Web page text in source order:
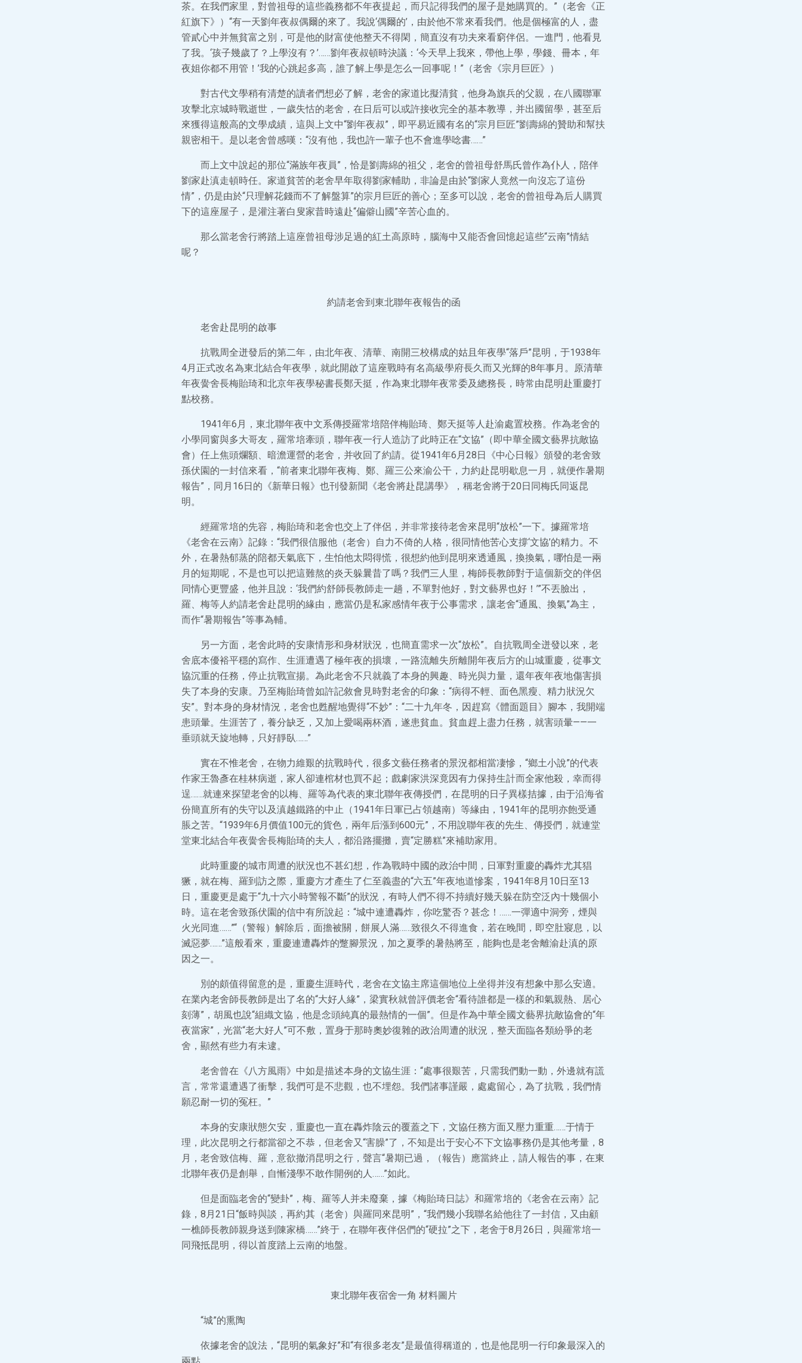
茶。在我們家里，對曾祖母的這些義務都不年夜提起，而只記得我們的屋子是她購買的。”（老舍《正
紅旗下》）“有一天劉年夜叔偶爾的來了。我說‘偶爾的’，由於他不常來看我們。他是個極富的人，盡
管貳心中并無貧富之別，可是他的財富使他整天不得閑，簡直沒有功夫來看窮伴侶。一進門，他看見
了我。‘孩子幾歲了？上學沒有？’……劉年夜叔頓時決議：‘今天早上我來，帶他上學，學錢、冊本，年
夜姐你都不用管！’我的心跳起多高，誰了解上學是怎么一回事呢！”（老舍《宗月巨匠》）
對古代文學稍有清楚的讀者們想必了解，老舍的家道比擬清貧，他身為旗兵的父親，在八國聯軍
攻擊北京城時戰逝世，一歲失怙的老舍，在日后可以或許接收完全的基本教導，并出國留學，甚至后
來獲得這般高的文學成績，這與上文中“劉年夜叔”，即平易近國有名的“宗月巨匠”劉壽綿的贊助和幫扶
親密相干。是以老舍曾感嘆：“沒有他，我也許一輩子也不會進學唸書……”
而上文中說起的那位“滿族年夜員”，恰是劉壽綿的祖父，老舍的曾祖母舒馬氏曾作為仆人，陪伴
劉家赴滇走頓時任。家道貧苦的老舍早年取得劉家輔助，非論是由於“劉家人竟然一向沒忘了這份
情”，仍是由於“只理解花錢而不了解盤算”的宗月巨匠的善心；至多可以說，老舍的曾祖母為后人購買
下的這座屋子，是灌注著白叟家昔時遠赴“偏僻山國”辛苦心血的。
那么當老舍行將踏上這座曾祖母涉足過的紅土高原時，腦海中又能否會回憶起這些“云南”情結
呢？
約請老舍到東北聯年夜報告的函
老舍赴昆明的啟事
抗戰周全迸發后的第二年，由北年夜、清華、南開三校構成的姑且年夜學“落戶”昆明，于1938年
4月正式改名為東北結合年夜學，就此開啟了這座戰時有名高級學府長久而又光輝的8年事月。原清華
年夜黌舍長梅貽琦和北京年夜學秘書長鄭天挺，作為東北聯年夜常委及總務長，時常由昆明赴重慶打
點校務。
1941年6月，東北聯年夜中文系傳授羅常培陪伴梅貽琦、鄭天挺等人赴渝處置校務。作為老舍的
小學同窗與多大哥友，羅常培牽頭，聯年夜一行人造訪了此時正在“文協”（即中華全國文藝界抗敵協
會）任上焦頭爛額、暗澹運營的老舍，并收回了約請。從1941年6月28日《中心日報》頒發的老舍致
孫伏園的一封信來看，“前者東北聯年夜梅、鄭、羅三公來渝公干，力約赴昆明歇息一月，就便作暑期
報告”，同月16日的《新華日報》也刊發新聞《老舍將赴昆講學》，稱老舍將于20日同梅氏同返昆
明。
經羅常培的先容，梅貽琦和老舍也交上了伴侶，并非常接待老舍來昆明“放松”一下。據羅常培
《老舍在云南》記錄：“我們很信服他（老舍）自力不倚的人格，很同情他苦心支撐‘文協’的精力。不
外，在暑熱郁蒸的陪都天氣底下，生怕他太悶得慌，很想約他到昆明來透通風，換換氣，哪怕是一兩
月的短期呢，不是也可以把這難熬的炎天躲曩昔了嗎？我們三人里，梅師長教師對于這個新交的伴侶
同情心更豐盛，他并且說：‘我們約舒師長教師走一趟，不單對他好，對文藝界也好！’”不丟臉出，
羅、梅等人約請老舍赴昆明的緣由，應當仍是私家感情年夜于公事需求，讓老舍“通風、換氣”為主，
而作“暑期報告”等事為輔。
另一方面，老舍此時的安康情形和身材狀況，也簡直需求一次“放松”。自抗戰周全迸發以來，老
舍底本優裕平穩的寫作、生涯遭遇了極年夜的損壞，一路流離失所離開年夜后方的山城重慶，從事文
協沉重的任務，停止抗戰宣揚。為此老舍不只就義了本身的興趣、時光與力量，還年夜年夜地傷害損
失了本身的安康。乃至梅貽琦曾如許記敘會見時對老舍的印象：“病得不輕、面色黑瘦、精力狀況欠
安”。對本身的身材情況，老舍也甦醒地覺得“不妙”：“二十九年冬，因趕寫《體面題目》腳本，我開端
患頭暈。生涯苦了，養分缺乏，又加上愛喝兩杯酒，遂患貧血。貧血趕上盡力任務，就害頭暈——一
垂頭就天旋地轉，只好靜臥……”
實在不惟老舍，在物力維艱的抗戰時代，很多文藝任務者的景況都相當凄慘，“鄉土小說”的代表
作家王魯彥在桂林病逝，家人卻連棺材也買不起；戲劇家洪深竟因有力保持生計而全家他殺，幸而得
逞……就連來探望老舍的以梅、羅等為代表的東北聯年夜傳授們，在昆明的日子異樣拮據，由于沿海省
份簡直所有的失守以及滇越鐵路的中止（1941年日軍已占領越南）等緣由，1941年的昆明亦飽受通
脹之苦。“1939年6月價值100元的貨色，兩年后漲到600元”，不用說聯年夜的先生、傳授們，就連堂
堂東北結合年夜黌舍長梅貽琦的夫人，都沿路擺攤，賣“定勝糕”來補助家用。
此時重慶的城市周遭的狀況也不甚幻想，作為戰時中國的政治中間，日軍對重慶的轟炸尤其猖
獗，就在梅、羅到訪之際，重慶方才產生了仁至義盡的“六五”年夜地道慘案，1941年8月10日至13
日，重慶更是處于“九十六小時警報不斷”的狀況，有時人們不得不持續好幾天躲在防空泛內十幾個小
時。這在老舍致孫伏園的信中有所說起：“城中連遭轟炸，你吃驚否？甚念！……一彈適中洞旁，煙與
火光同進……”“（警報）解除后，面擔被關，餅展人滿……致很久不得進食，若在晚間，即空肚寢息，以
滅惡夢……”這般看來，重慶連遭轟炸的蹩腳景況，加之夏季的暑熱將至，能夠也是老舍離渝赴滇的原
因之一。
別的頗值得留意的是，重慶生涯時代，老舍在文協主席這個地位上坐得并沒有想象中那么安適。
在業內老舍師長教師是出了名的“大好人緣”，梁實秋就曾評價老舍“看待誰都是一樣的和氣親熱、居心
刻薄”，胡風也說“組織文協，他是念頭純真的最熱情的一個”。但是作為中華全國文藝界抗敵協會的“年
夜當家”，光當“老大好人”可不敷，置身于那時奧妙復雜的政治周遭的狀況，整天面臨各類紛爭的老
舍，顯然有些力有未逮。
老舍曾在《八方風雨》中如是描述本身的文協生涯：“處事很艱苦，只需我們動一動，外邊就有謊
言，常常還遭遇了衝擊，我們可是不悲觀，也不埋怨。我們諸事謹嚴，處處留心，為了抗戰，我們情
願忍耐一切的冤枉。”
本身的安康狀態欠安，重慶也一直在轟炸陰云的覆蓋之下，文協任務方面又壓力重重……于情于
理，此次昆明之行都當卻之不恭，但老舍又“害臊”了，不知是出于安心不下文協事務仍是其他考量，8
月，老舍致信梅、羅，意欲撤消昆明之行，聲言“暑期已過，（報告）應當終止，請人報告的事，在東
北聯年夜仍是創舉，自慚淺學不敢作開例的人……”如此。
但是面臨老舍的“變卦”，梅、羅等人并未廢棄，據《梅貽琦日誌》和羅常培的《老舍在云南》記
錄，8月21日“飯時與談，再約其（老舍）與羅同來昆明”，“我們幾小我聯名給他往了一封信，又由顧
一樵師長教師親身送到陳家橋……”終于，在聯年夜伴侶們的“硬拉”之下，老舍于8月26日，與羅常培一
同飛抵昆明，得以首度踏上云南的地盤。
東北聯年夜宿舍一角 材料圖片
“城”的熏陶
依據老舍的說法，“昆明的氣象好”和“有很多老友”是最值得稱道的，也是他昆明一行印象最深入的